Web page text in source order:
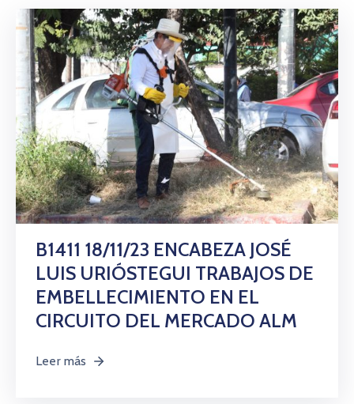
B1411 18/11/23 ENCABEZA JOSÉ
LUIS URIÓSTEGUI TRABAJOS DE
EMBELLECIMIENTO EN EL
CIRCUITO DEL MERCADO ALM
Leer más